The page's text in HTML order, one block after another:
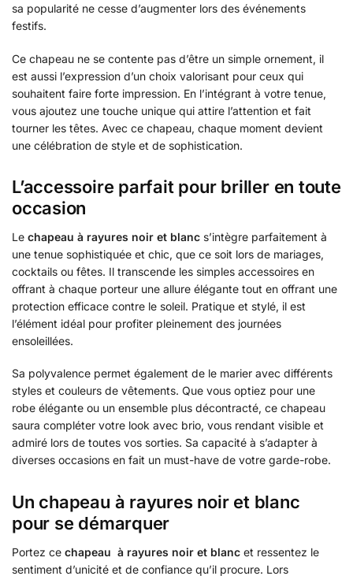
sa popularité ne cesse d’augmenter lors des événements
festifs.
Ce chapeau ne se contente pas d’être un simple ornement, il
est aussi l’expression d’un choix valorisant pour ceux qui
souhaitent faire forte impression. En l’intégrant à votre tenue,
vous ajoutez une touche unique qui attire l’attention et fait
tourner les têtes. Avec ce chapeau, chaque moment devient
une célébration de style et de sophistication.
L’accessoire parfait pour briller en toute
occasion
Le chapeau à rayures noir et blanc s’intègre parfaitement à
une tenue sophistiquée et chic, que ce soit lors de mariages,
cocktails ou fêtes. Il transcende les simples accessoires en
offrant à chaque porteur une allure élégante tout en offrant une
protection efficace contre le soleil. Pratique et stylé, il est
l’élément idéal pour profiter pleinement des journées
ensoleillées.
Sa polyvalence permet également de le marier avec différents
styles et couleurs de vêtements. Que vous optiez pour une
robe élégante ou un ensemble plus décontracté, ce chapeau
saura compléter votre look avec brio, vous rendant visible et
admiré lors de toutes vos sorties. Sa capacité à s’adapter à
diverses occasions en fait un must-have de votre garde-robe.
Un chapeau à rayures noir et blanc
pour se démarquer
Portez ce chapeau à rayures noir et blanc et ressentez le
sentiment d’unicité et de confiance qu’il procure. Lors